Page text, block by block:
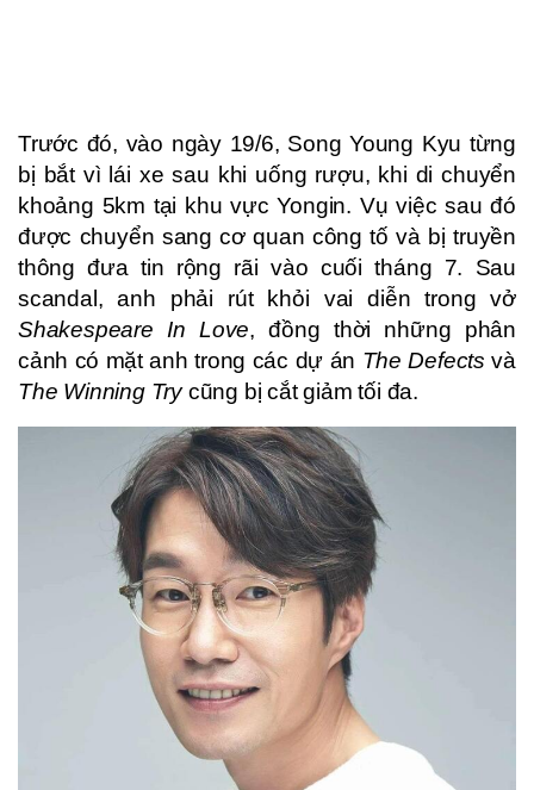
Trước đó, vào ngày 19/6, Song Young Kyu từng
bị bắt vì lái xe sau khi uống rượu, khi di chuyển
khoảng 5km tại khu vực Yongin. Vụ việc sau đó
được chuyển sang cơ quan công tố và bị truyền
thông đưa tin rộng rãi vào cuối tháng 7. Sau
scandal, anh phải rút khỏi vai diễn trong vở
Shakespeare In Love, đồng thời những phân
cảnh có mặt anh trong các dự án The Defects và
The Winning Trycũng bị cắt giảm tối đa.